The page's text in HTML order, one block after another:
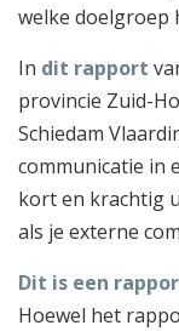
welke doelgroep
In dit rapport
provincie Zuid-
Schiedam
communicatie in
kort en krachtig
als je externe
Dit is een
Hoewel het